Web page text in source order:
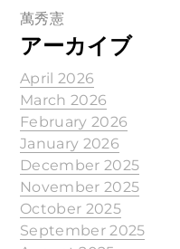
萬秀憲
アーカイブ
April 2026
March 2026
February 2026
January 2026
December 2025
November 2025
October 2025
September 2025